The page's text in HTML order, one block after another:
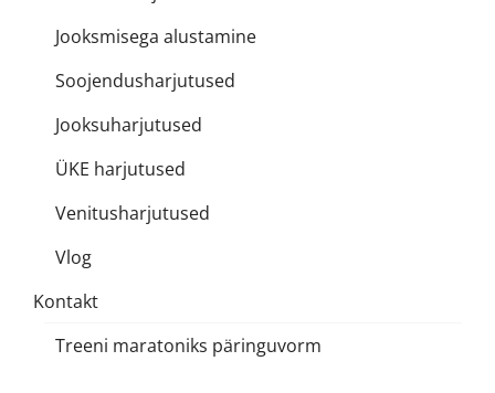
Jooksmisega alustamine
Soojendusharjutused
Jooksuharjutused
ÜKE harjutused
Venitusharjutused
Vlog
Kontakt
Treeni maratoniks päringuvorm